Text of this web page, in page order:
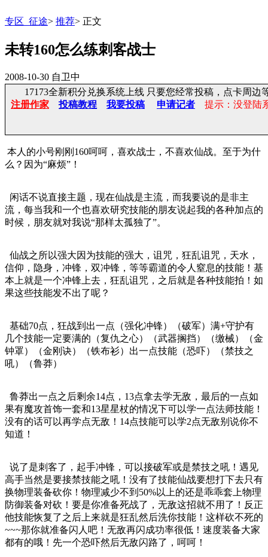
专区_征途> 推荐> 正文
未转160怎么练刺客战士
2008-10-30 自卫中
17173全新积分兑换系统上线 只要您经常投稿，点卡周边
注册作家
投稿教程 我要投稿 申请记者 提示：没登陆
本人的小号刚刚160呵呵，喜欢战士，不喜欢仙战。至于为什
么？因为“麻烦”！
闲话不说直接主题，现在仙战是主流，而我要说的是非主
流，每当我和一个也喜欢研究技能的朋友说起我的各种加点的
时候，朋友就对我说“那样太孤独了”。
仙战之所以强大因为技能的强大，诅咒，狂乱诅咒，天水，
信仰，隐身，冲锋，双冲锋，等等霸道的令人窒息的技能！基
本上就是一个冲锋上去，狂乱诅咒，之后就是各种技能拍！如
果这些技能发不出了呢？
基础70点，狂战到出一点（强化冲锋）（破军）满+守护有
几个技能一定要满的（复仇之心）（武器搁挡）（缴械）（金
钟罩）（金刚诀）（铁布衫）出一点技能（恐吓）（禁技之
吼）（鲁莽）
鲁莽出一点之后剩余14点，13点拿去学无敌，最后的一点如
果有魔攻首饰一套和13星星杖的情况下可以学一点法师技能！
没有的话可以再学点无敌！14点技能可以学2点无敌别说你不
知道！
说了是刺客了，起手冲锋，可以接破军或是禁技之吼！遇见
高手当然是要接禁技能之吼！没有了技能仙战要想打下去只有
换物理装备砍你！物理减少不到50%以上的还是乖乖套上物理
防御装备对砍！要是你准备死战了，无敌这招就不用了！反正
他技能恢复了之后上来就是狂乱然后洗你技能！这样砍不死的
~~~那你就准备闪人吧！无敌再闪成功率很低！速度装备大家
都有的哦！先一个恐吓然后无敌闪路了，呵呵！